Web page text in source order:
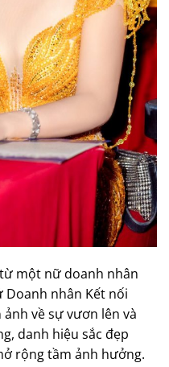
một nữ doanh nhân
nhân Kết nối
về sự vươn lên và
danh hiệu sắc đẹp
rộng tầm ảnh hưởng.